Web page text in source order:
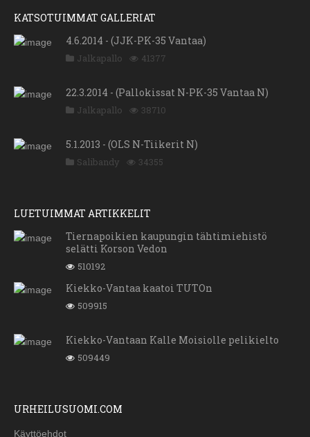
KATSOTUIMMAT GALLERIAT
4.6.2014 - (JJK-PK-35 Vantaa)
Jalkapallo 41377
22.3.2014 - (Pallokissat N-PK-35 Vantaa N)
Jalkapallo 38710
5.1.2013 - (OLS N-Tiikerit N)
Salibandy 34355
LUETUIMMAT ARTIKKELIT
Tiernapoikien kaupungin tähtimiehistö
selätti Korson Vedon
510192
Kiekko-Vantaa kaatoi TUTOn
509915
Kiekko-Vantaan Kalle Moisiolle pelikielto
509449
URHEILUSUOMI.COM
Käyttöehdot